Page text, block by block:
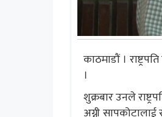
काठमाडौं ।
।
शुक्रबार उनले